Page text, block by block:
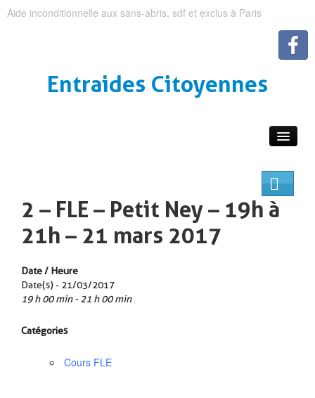
Aide inconditionnelle aux sans-abris, sdf et exclus à Paris
Entraides Citoyennes
2 – FLE – Petit Ney – 19h à
21h – 21 mars 2017
Date / Heure
Date(s) - 21/03/2017
19 h 00 min - 21 h 00 min
Catégories
Cours FLE